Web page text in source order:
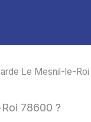
Le Mesnil-le-Roi
78600 ?